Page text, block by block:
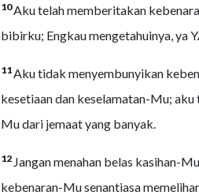
10Aku telah memberitakan
bibirku; Engkau mengetahuinya, ya
11Aku tidak menyembunyikan
kesetiaan dan keselamatan-Mu;
Mu dari jemaat yang banyak.
12 Jangan menahan belas kasihan-
kebenaran-Mu senantiasa